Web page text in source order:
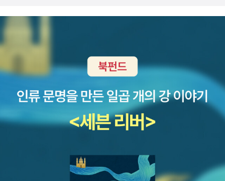
이고, 에너지, 토지 광물, 냉각수, 데이터센터, 중앙처리장치(CPU),
프라의 동원 없이는 그 어떠한 연산처리도 불가능하다.저자는 페미니
스트 이론가 캐런 바라드의 ‘얽힘’ 개념, 문화 인류학자 애나 칭의 송
이버섯 이야기(『세계 끝의 버섯』)를 가져와 인간/비인간 존재들의 상
호의존적 관계와 얽힘, 돌봄 등을 이야기한다. 이 책은 제목에서도 드
러나듯 처음부터 끝까지 기술을 생태주의적으로 다루고 접근해야 한
다고 강조한다. 기술적 대상은 그 내적 논리를 지닌 독립된 인공물이
나 따로 떨어진 개체적 존재가 아니다. 인공지능 기술은 생태계, 마음
로 이해해야 한다.이 책의 마지막 장에서는 동시대 첨단 기술과 생태
주의적 조화로운 동거를 모색하는 방법을 이야기한다. 저자는 인류세
빠르고 더 강한 기술이 아니라, 기술이 만들어내는 관계적 세계를 다
우고, 겸손한 기술·공생하는 기술이라는 미래를 상상하게 만드는 책.
지금 우리에게 가장 필요한 질문을 던진다.“출판사에서 도서를 지원
받아 작성하였습니다.”#AI미디어생태학 #이광석 #안그라픽스 #AI
미디어생태학 #기술비판 #인류세사유 #생태주의 #감속주의 #AI윤